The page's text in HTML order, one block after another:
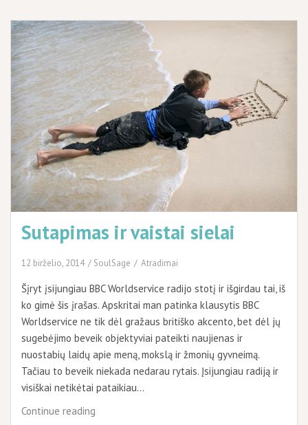
Sutapimas ir vaistai sielai
12 birželio, 2014 SoulSage Atradimai
Šįryt įsijungiau BBC Worldservice radijo stotį ir išgirdau tai, iš
ko gimė šis įrašas. Apskritai man patinka klausytis BBC
Worldservice ne tik dėl gražaus britiško akcento, bet dėl jų
sugebėjimo beveik objektyviai pateikti naujienas ir
nuostabių laidų apie meną, mokslą ir žmonių gyvneimą.
Tačiau to beveik niekada nedarau rytais. Įsijungiau radiją ir
visiškai netikėtai pataikiau…
Continue reading